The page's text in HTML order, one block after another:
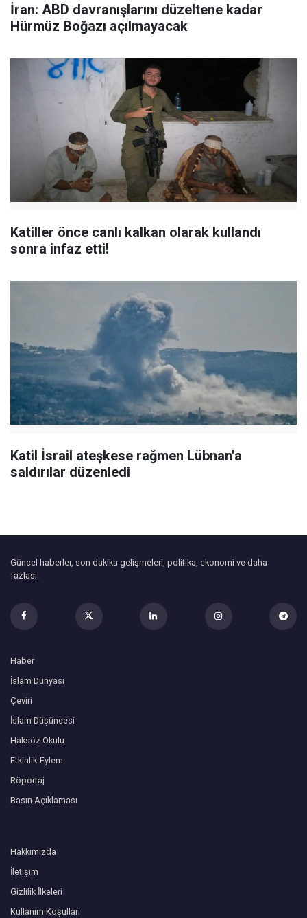
İran: ABD davranışlarını düzeltene kadar
Hürmüz Boğazı açılmayacak
Katiller önce canlı kalkan olarak kullandı
sonra infaz etti!
Katil İsrail ateşkese rağmen Lübnan'a
saldırılar düzenledi
Güncel haberler, son dakika gelişmeleri, politika, ekonomi ve daha
fazlası.
Haber
İslam Dünyası
Çeviri
İslam Düşüncesi
Haksöz Okulu
Etkinlik-Eylem
Röportaj
Basın Açıklaması
Hakkımızda
İletişim
Gizlilik İlkeleri
Kullanım Koşulları